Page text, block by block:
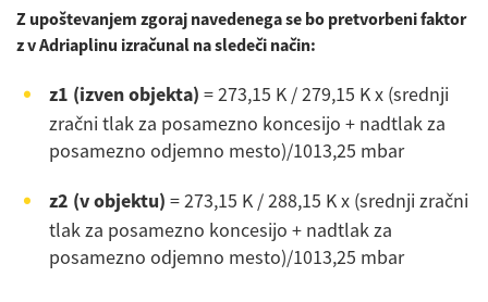
Z upoštevanjem zgoraj navedenega se bo pretvorbeni faktor
z v Adriaplinu izračunal na sledeči način:
z1 (izven objekta) = 273,15 K / 279,15 K x (srednji
zračni tlak za posamezno koncesijo + nadtlak za
posamezno odjemno mesto)/1013,25 mbar
z2 (v objektu) = 273,15 K / 288,15 K x (srednji zračni
tlak za posamezno koncesijo + nadtlak za
posamezno odjemno mesto)/1013,25 mbar